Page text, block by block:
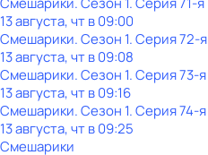
13 августа, чт в 09:00
Смешарики. Сезон 1. Серия 72-я
13 августа, чт в 09:08
Смешарики. Сезон 1. Серия 73-я
13 августа, чт в 09:16
Смешарики. Сезон 1. Серия 74-я
13 августа, чт в 09:25
Смешарики